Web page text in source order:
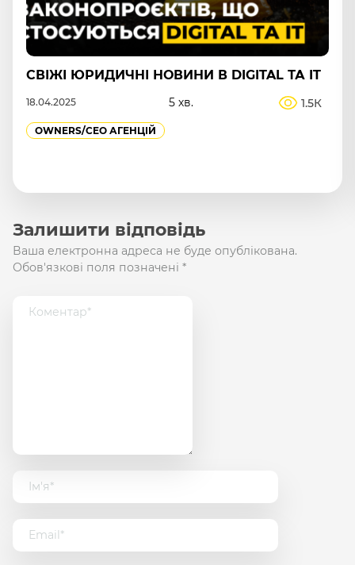
АКТИВІЗАЦІЯ ТА РОЗВИТОК ПАРТНЕРІВ:
КОМПЛЕКСНИЙ ПІДХІД ДО ПАРТНЕРСЬКОЇ
ВЗАЄМОДІЇ
Залишити відповідь
Ваша електронна адреса не буде опублікована.
Обов'язкові поля позначені *